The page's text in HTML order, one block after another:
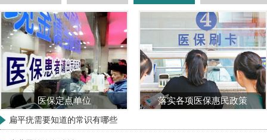
落实各项医保惠民政策 组织全院学习两会精神